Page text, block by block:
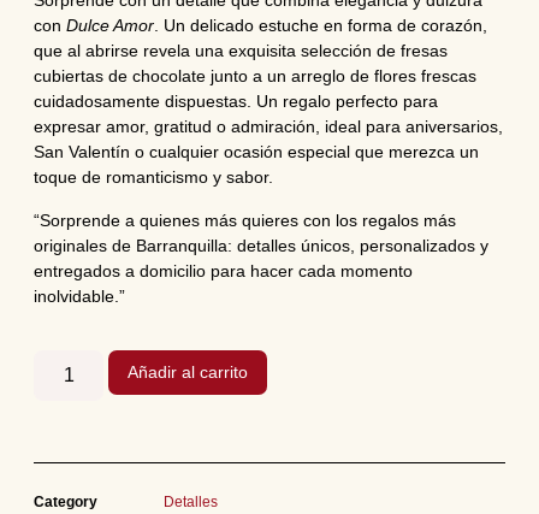
con Dulce Amor. Un delicado estuche en forma de corazón,
que al abrirse revela una exquisita selección de fresas
cubiertas de chocolate junto a un arreglo de flores frescas
cuidadosamente dispuestas. Un regalo perfecto para
expresar amor, gratitud o admiración, ideal para aniversarios,
San Valentín o cualquier ocasión especial que merezca un
toque de romanticismo y sabor.
“Sorprende a quienes más quieres con los regalos más
originales de Barranquilla: detalles únicos, personalizados y
entregados a domicilio para hacer cada momento
inolvidable.”
Añadir al carrito
Category Detalles